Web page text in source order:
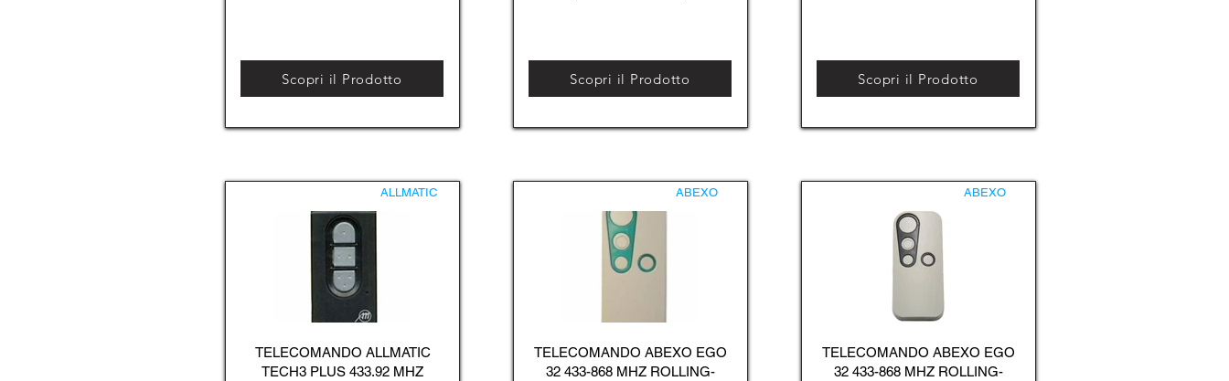
Scopri il Prodotto
ALLMATIC
TELECOMANDO ALLMATIC
TECH3 PLUS 433.92 MHZ
Scopri il Prodotto
ABEXO
TELECOMANDO ABEXO EGO
32 433-868 MHZ ROLLING-
Scopri il Prodotto
ABEXO
TELECOMANDO ABEXO EGO
32 433-868 MHZ ROLLING-